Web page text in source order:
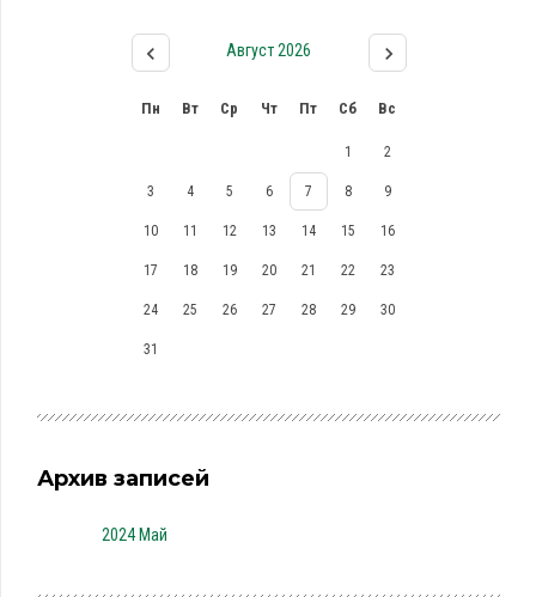
Август 2026
Пн Вт Ср Чт Пт Сб Вс
1 2
3 4 5 6 7 8 9
10 11 12 13 14 15 16
17 18 19 20 21 22 23
24 25 26 27 28 29 30
31
Архив записей
2024 Май